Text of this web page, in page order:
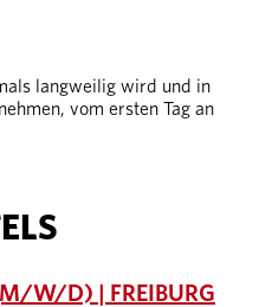
langweilig wird und in
vom ersten Tag an
W/D) | FREIBURG